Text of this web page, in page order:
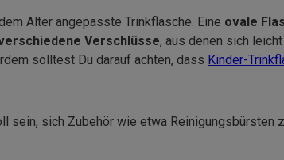
Alter angepasste Trinkflasche. Eine ovale
Verschlüsse, aus denen sich
solltest Du darauf achten, dass Kinder-
sein, sich Zubehör wie etwa Reinigungsbürsten